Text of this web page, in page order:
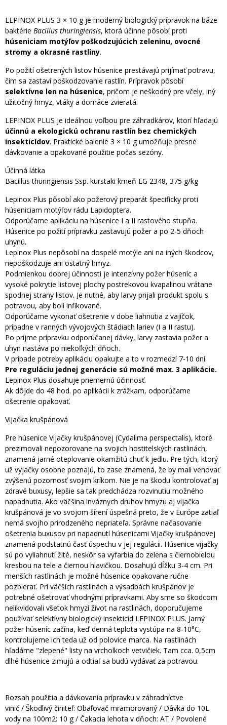
LEPINOX PLUS 3 × 10 g je moderný biologický prípravok na báze
baktérie Bacillus thuringiensis, ktorá účinne pôsobí proti
húseniciam motýľov poškodzujúcich zeleninu, ovocné
stromy a okrasné rastliny.
Po požití ošetrených listov húsenice prestávajú prijímať potravu,
čím sa zastaví poškodzovanie rastlín. Prípravok pôsobí
selektívne len na húsenice, pričom je neškodný pre včely, iný
užitočný hmyz, vtáky a domáce zvieratá.
LEPINOX PLUS je ideálnou voľbou pre záhradkárov, ktorí hľadajú
účinnú a ekologickú ochranu rastlín bez chemických
insekticídov. Praktické balenie 3 × 10 g umožňuje presné
dávkovanie a opakované použitie počas sezóny.
Účinná látka
Bacillus thuringiensis Ssp. kurstaki kmeň EG 2348, 375 g/kg
Lepinox Plus pôsobí ako požerový preparát špecificky proti
húseniciam motýľov rádu Lapidoptera.
Odporúčame aplikáciu na húsenice I a II rastového stupňa.
Húsenice po požití prípravku zastavujú požer a po 2-5 dňoch
uhynú.
Lepinox Plus nepôsobí na dospelé motýle ani na iných škodcov,
nepoškodzuje ani ostatný hmyz.
Podmienkou dobrej účinnosti je intenzívny požer húseníc a
vysoké pokrytie listovej plochy postrekovou kvapalinou vrátane
spodnej strany listov. Je nutné, aby larvy prijali produkt spolu s
potravou, aby boli infikované.
Odporúčame vykonať ošetrenie v dobe liahnutia z vajíčok,
prípadne v ranných vývojových štádiach lariev (I a II rastu).
Po príjme prípravku odporúčanej dávky, larvy zastavia požer a
uhyn nastáva po niekoľkých dňoch.
V prípade potreby aplikáciu opakujte a to v rozmedzí 7-10 dní.
Pre reguláciu jednej generácie sú možné max. 3 aplikácie.
Lepinox Plus dosahuje priemernú účinnosť.
Ak dôjde do 48 hod. po aplikácii k zrážkam, odporúčame
ošetrenie opakovať.
Vijačka krušpánová
Pre húsenice Vijačky krušpánovej (Cydalima perspectalis), ktoré
prezimovali nepozorovane na svojich hostitelských rastlinách,
znamená jarné oteplovanie okamžitú chuť k jedlu. Pre tých, ktorý
už vyjačky osobne poznajú, to zase znamená, že by mali venovať
zvýšenú pozornosť svojim kríkom. Nie je na škodu kontrolovať aj
zdravé buxusy, lepšie sa tak predchádza rozvinutiu možného
napadnutia. Ako väčšina inváznych druhov hmyzu aj vijačka
krušpánová je vo svojom šírení úspešná preto, že v Európe zatiaľ
nemá svojho prirodzeného nepriateľa. Správne načasovanie
ošetrenia buxusov pri napadnutí húsenicami Vijačky krušpánovej
znamená podstatnú časť úspechu v jej regulácii. Húsenice vijačky
sú po vyliahnutí žlté, neskôr sa vyfarbia do zelena s čiernobielou
kresbou na tele a čiernou hlavičkou. Dosahujú dĺžku 3-4 cm. Pri
menších rastlinách je možné húsenice opakovane ručne
pozbierať. Pri väčších rastlinách a výsadbách krušpánov je
potrebné ošetrovať vhodnými prípravkami. Aby sme so škodcom
nelikvidovali všetok hmyzí život na rastlinách, doporučujeme
používať selektívny biologický insekticíd LEPINOX PLUS. Jarný
požer húseníc začína, keď denná teplota vystúpa na 8-10°C,
kontrolujeme ich teda už od polovice marca. Na rastlinách
hľadáme "zlepené" listy na vrcholkoch vetvičiek. Tam cca. 0,5cm
dlhé húsenice zimujú a odtiaľ sa budú vydávať za potravou.
Rozsah použitia a dávkovania prípravku v záhradníctve
vinič / Škodlivý činiteľ: Obaľovač mramorovaný / Dávka do 10L
vody na 100m2: 10 g / Čakacia lehota v dňoch: AT / Povolené